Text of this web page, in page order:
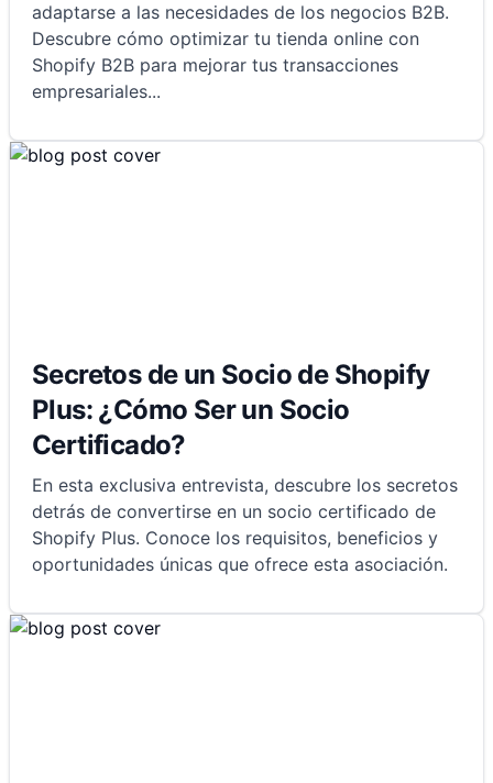
adaptarse a las necesidades de los negocios B2B.
Descubre cómo optimizar tu tienda online con
Shopify B2B para mejorar tus transacciones
empresariales...
Secretos de un Socio de Shopify
Plus: ¿Cómo Ser un Socio
Certificado?
En esta exclusiva entrevista, descubre los secretos
detrás de convertirse en un socio certificado de
Shopify Plus. Conoce los requisitos, beneficios y
oportunidades únicas que ofrece esta asociación.